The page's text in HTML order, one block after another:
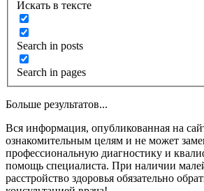
Искать в тексте
Search in posts
Search in pages
Больше результатов...
Вся информация, опубликованная на
ознакомительным целям и не может
профессиональную диагностику и
помощь специалиста. При наличии
расстройство здоровья обязательно